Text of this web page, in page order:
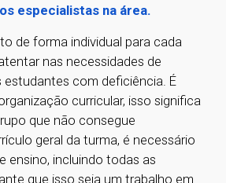
especialistas na área.
de forma individual para cada
nas necessidades de
estudantes com deficiência. É
curricular, isso significa
que não consegue
geral da turma, é necessário
ensino, incluindo todas as
que isso seja um trabalho em